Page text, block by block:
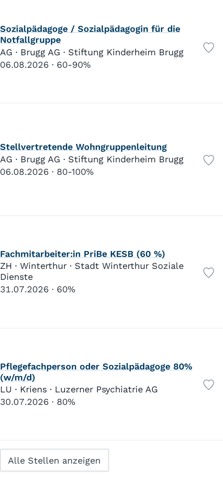
Sozialpädagoge / Sozialpädagogin für die
Notfallgruppe
AG · Brugg AG · Stiftung Kinderheim Brugg
06.08.2026
60-90%
Stellvertretende Wohngruppenleitung
AG · Brugg AG · Stiftung Kinderheim Brugg
06.08.2026
80-100%
Fachmitarbeiter:in PriBe KESB (60 %)
ZH · Winterthur · Stadt Winterthur Soziale
Dienste
31.07.2026
60%
Pflegefachperson oder Sozialpädagoge 80%
(w/m/d)
LU · Kriens · Luzerner Psychiatrie AG
30.07.2026
80%
Alle Stellen anzeigen